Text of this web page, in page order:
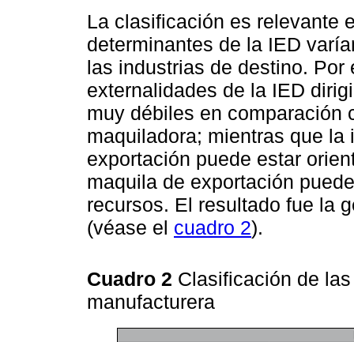
La clasificación es relevante
determinantes de la IED
las industrias de destino.
externalidades de la IED
muy débiles en comparación
maquiladora; mientras que
exportación puede estar
maquila de exportación
recursos. El resultado fue la
(véase el cuadro 2).
Cuadro 2 Clasificación de
manufacturera